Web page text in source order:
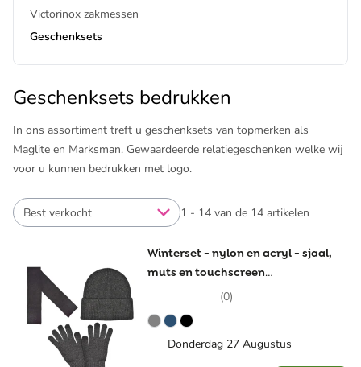
Victorinox zakmessen
Geschenksets
Geschenksets bedrukken
In ons assortiment treft u geschenksets van topmerken als
Maglite en Marksman. Gewaardeerde relatiegeschenken welke wij
voor u kunnen bedrukken met logo.
1 - 14 van de 14 artikelen
Best verkocht
Winterset - nylon en acryl - sjaal,
muts en touchscreen
handschoenen
(0)
Donderdag 27 Augustus